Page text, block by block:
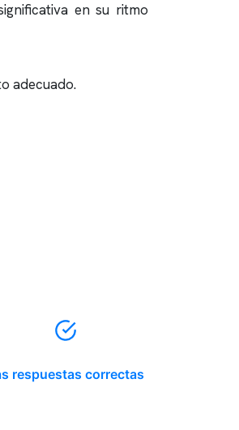
en su ritmo
adecuado.
respuestas correctas